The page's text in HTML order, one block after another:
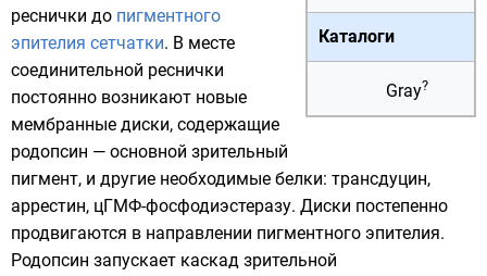
Каталоги
Gray?
реснички до пигментного
эпителия сетчатки. В месте
соединительной реснички
постоянно возникают новые
мембранные диски, содержащие
родопсин — основной зрительный
пигмент, и другие необходимые белки: трансдуцин,
аррестин, цГМФ-фосфодиэстеразу. Диски постепенно
продвигаются в направлении пигментного эпителия.
Родопсин запускает каскад зрительной